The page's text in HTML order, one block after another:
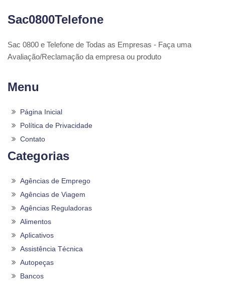
Sac0800Telefone
Sac 0800 e Telefone de Todas as Empresas - Faça uma
Avaliação/Reclamação da empresa ou produto
Menu
Página Inicial
Política de Privacidade
Contato
Categorias
Agências de Emprego
Agências de Viagem
Agências Reguladoras
Alimentos
Aplicativos
Assistência Técnica
Autopeças
Bancos